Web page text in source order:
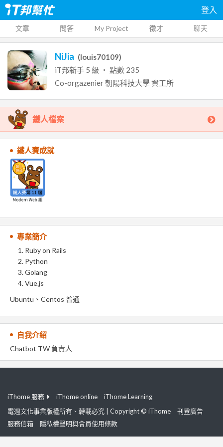
登入
文章 問答 My Project 徵才 聊天
NiJia (louis70109)
iT邦新手 5 級 ‧ 點數 235
Co-orgazenier朝陽科技大學資工所
鐵人檔案
鐵人賽成就
專業簡介
Ruby on Rails
Python
Golang
Vue.js
Ubuntu、Centos 普通
自我介紹
Chatbot TW 負責人
iThome 服務 iThome online
iThome Learning
電週文化事業版權所有、轉載必究 | Copyright © iThome
刊登廣告
服務信箱
隱私權聲明與會員使用條款